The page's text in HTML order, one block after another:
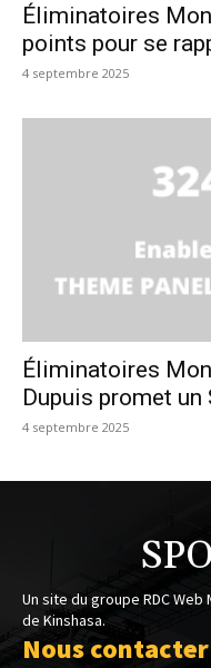
Éliminatoires
points pour se
4 septembre 2025
Éliminatoires
Dupuis promet un
4 septembre 2025
Un site du groupe RDC Web
de Kinshasa.
Nous contacter